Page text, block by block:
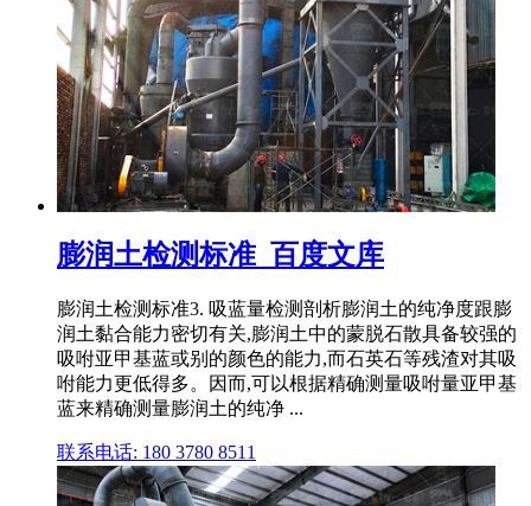
膨润土检测标准_百度文库
膨润土检测标准3. 吸蓝量检测剖析膨润土的纯净度跟膨
润土黏合能力密切有关,膨润土中的蒙脱石散具备较强的
吸咐亚甲基蓝或别的颜色的能力,而石英石等残渣对其吸
咐能力更低得多。因而,可以根据精确测量吸咐量亚甲基
蓝来精确测量膨润土的纯净 ...
联系电话: 180 3780 8511